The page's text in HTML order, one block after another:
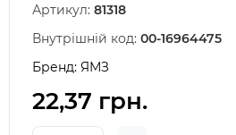
Артикул: 81318
Внутрішній код: 00-16964475
Бренд: ЯМЗ
22,37 грн.